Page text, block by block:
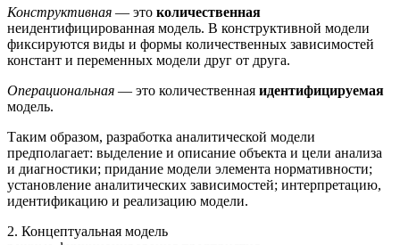
Конструктивная — это количественная
неидентифицированная модель. В конструктивной модели
фиксируются виды и формы количественных зависимостей
констант и переменных модели друг от друга.
Операциональная — это количественная идентифицируемая
модель.
Таким образом, разработка аналитической модели
предполагает: выделение и описание объекта и цели анализа
и диагностики; придание модели элемента нормативности;
установление аналитических зависимостей; интерпретацию,
идентификацию и реализацию модели.
2. Концептуальная модель